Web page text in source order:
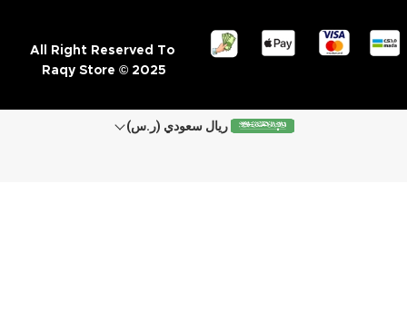
All Right Reserved To
Raqy Store © 2025
ريال سعودي (ر.س)